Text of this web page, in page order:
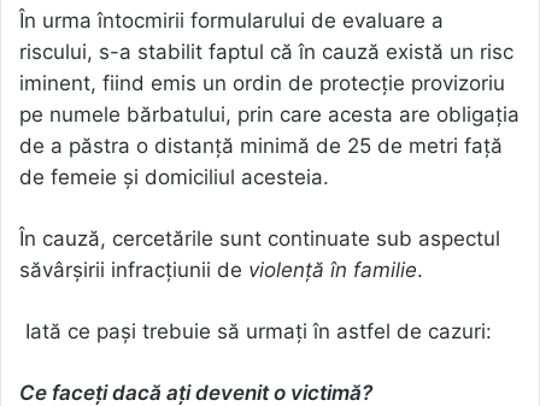
În urma întocmirii formularului de evaluare a
riscului, s-a stabilit faptul că în cauză există un risc
iminent, fiind emis un ordin de protecție provizoriu
pe numele bărbatului, prin care acesta are obligația
de a păstra o distanță minimă de 25 de metri față
de femeie și domiciliul acesteia.
În cauză, cercetările sunt continuate sub aspectul
săvârșirii infracțiunii de violență în familie.
Iată ce pași trebuie să urmați în astfel de cazuri:
Ce faceți dacă ați devenit o victimă?